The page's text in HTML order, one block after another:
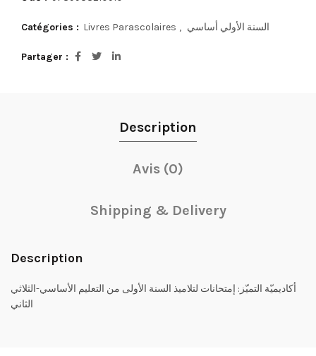
Catégories : Livres Parascolaires , السنة الأولي أساسي
Partager
Description
Avis (0)
Shipping & Delivery
Description
أكاديميّة التميّز: إمتحانات لتلاميذ السنة الأولى من التعليم الأساسي-الثلاثي
الثاني